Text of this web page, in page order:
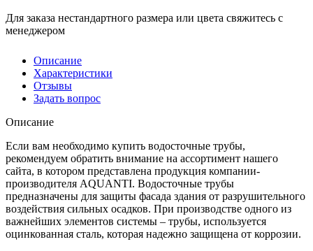
Для заказа нестандартного размера или цвета свяжитесь с
менеджером
Описание
Характеристики
Отзывы
Задать вопрос
Описание
Если вам необходимо купить водосточные трубы,
рекомендуем обратить внимание на ассортимент нашего
сайта, в котором представлена продукция компании-
производителя AQUANTI. Водосточные трубы
предназначены для защиты фасада здания от разрушительного
воздействия сильных осадков. При производстве одного из
важнейших элементов системы – трубы, используется
оцинкованная сталь, которая надежно защищена от коррозии.